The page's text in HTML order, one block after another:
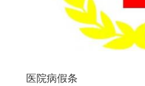
医院病假条